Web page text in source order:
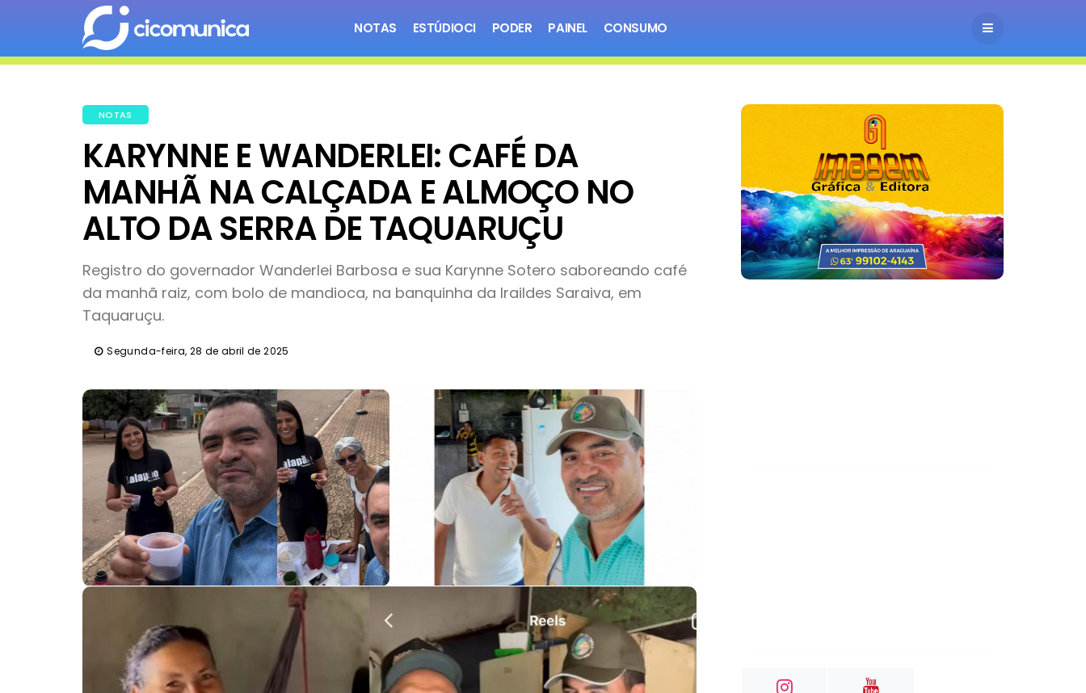
NOTAS ESTÚDIOCI PODER PAINEL CONSUMO
NOTAS
KARYNNE E WANDERLEI: CAFÉ DA
MANHÃ NA CALÇADA E ALMOÇO NO
ALTO DA SERRA DE TAQUARUÇU
Registro do governador Wanderlei Barbosa e sua Karynne Sotero saboreando café
da manhã raiz, com bolo de mandioca, na banquinha da Iraildes Saraiva, em
Taquaruçu.
Segunda-feira, 28 de abril de 2025